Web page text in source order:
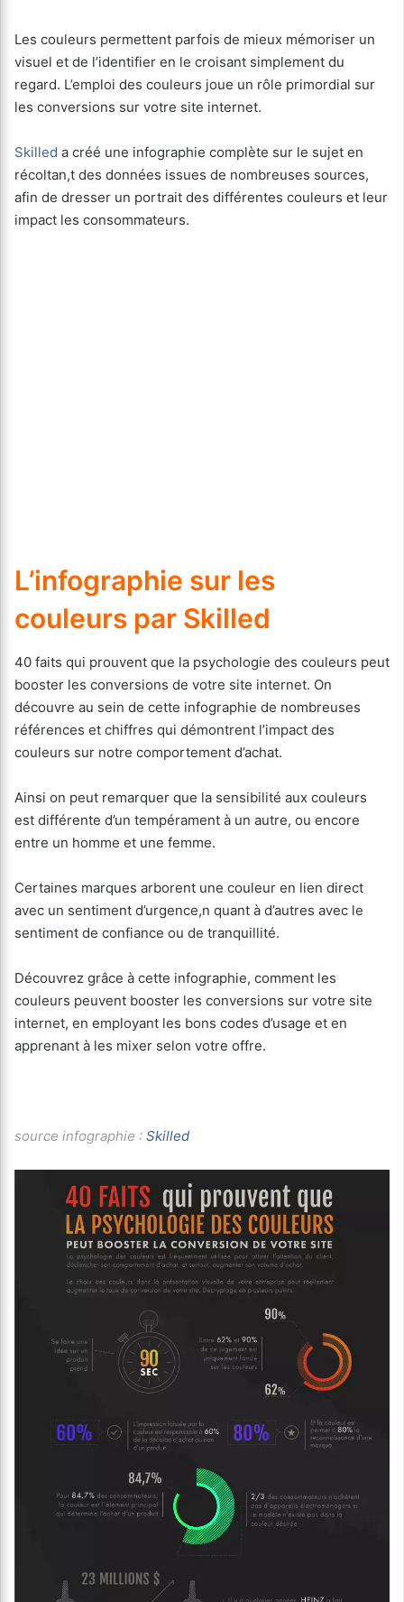
Les couleurs permettent parfois de mieux mémoriser un
visuel et de l’identifier en le croisant simplement du
regard. L’emploi des couleurs joue un rôle primordial sur
les conversions sur votre site internet.
Skilled a créé une infographie complète sur le sujet en
récoltan,t des données issues de nombreuses sources,
afin de dresser un portrait des différentes couleurs et leur
impact les consommateurs.
L’infographie sur les
couleurs par Skilled
40 faits qui prouvent que la psychologie des couleurs peut
booster les conversions de votre site internet. On
découvre au sein de cette infographie de nombreuses
références et chiffres qui démontrent l’impact des
couleurs sur notre comportement d’achat.
Ainsi on peut remarquer que la sensibilité aux couleurs
est différente d’un tempérament à un autre, ou encore
entre un homme et une femme.
Certaines marques arborent une couleur en lien direct
avec un sentiment d’urgence,n quant à d’autres avec le
sentiment de confiance ou de tranquillité.
Découvrez grâce à cette infographie, comment les
couleurs peuvent booster les conversions sur votre site
internet, en employant les bons codes d’usage et en
apprenant à les mixer selon votre offre.
source infographie : Skilled